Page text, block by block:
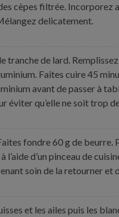
cèpes filtrée. Incorporez
delicatement.
tranche de lard.
Faites cuire 45
avant de passer à
éviter qu’elle ne soit trop
fondre 60 g de beurre.
d’un pinceau de
soin de la retourner et
et les ailes puis les